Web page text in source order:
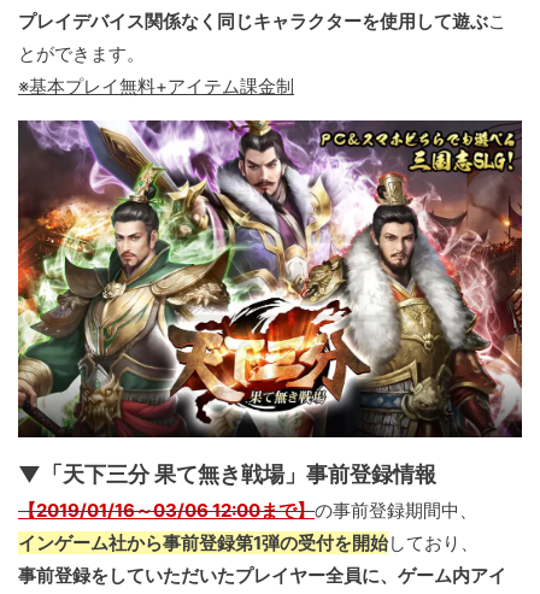
プレイデバイス関係なく同じキャラクターを使用して遊ぶこ
とができます。
※基本プレイ無料+アイテム課金制
▼「天下三分 果て無き戦場」事前登録情報
【2019/01/16～03/06 12:00まで】の事前登録期間中、
インゲーム社から事前登録第1弾の受付を開始しており、
事前登録をしていただいたプレイヤー全員に、ゲーム内アイ